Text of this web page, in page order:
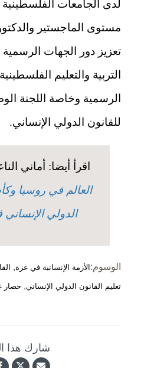
لدى الجامعات
مستوى الماجستير
تعزيز دور الجهات
التربية والتعليم
الرسمية وخاصة اللجنة
للقانون الدولي الإنساني.
اقرأ أيضا: أماني
العالم في روسيا
الدولي
الوسوم: الأزمة الإنسانية في غزة,
تعليم القانون الدولي الإنساني, حصار
شارك هذا